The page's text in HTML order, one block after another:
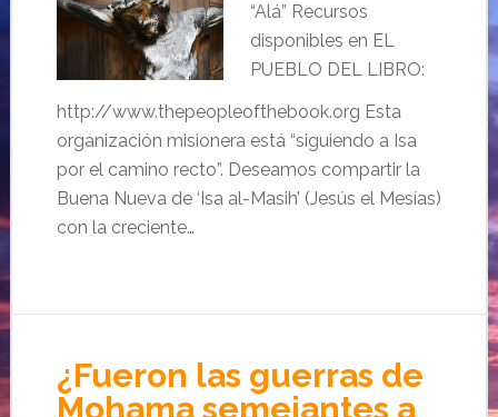
“Alá” Recursos
disponibles en EL
PUEBLO DEL LIBRO:
http://www.thepeopleofthebook.org Esta
organización misionera está “siguiendo a Isa
por el camino recto”. Deseamos compartir la
Buena Nueva de ‘Isa al-Masih’ (Jesús el Mesías)
con la creciente…
¿Fueron las guerras de
Mohama semejantes a